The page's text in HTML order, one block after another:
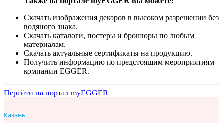
Скачать изображения декоров в высоком разрешении без
водяного знака.
Скачать каталоги, постеры и брошюры по любым
материалам.
Скачать актуальные сертификаты на продукцию.
Получить информацию по предстоящим мероприятиям
компании EGGER.
Перейти на портал myEGGER
Казань